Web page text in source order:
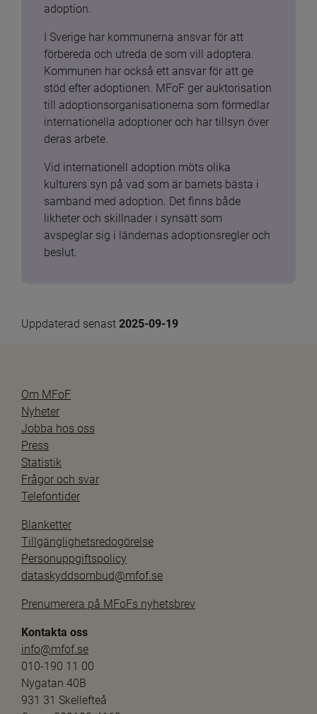
adoption.
I Sverige har kommunerna ansvar för att
förbereda och utreda de som vill adoptera.
Kommunen har också ett ansvar för att ge
stöd efter adoptionen. MFoF ger auktorisation
till adoptionsorganisationerna som förmedlar
internationella adoptioner och har tillsyn över
deras arbete.
Vid internationell adoption möts olika
kulturers syn på vad som är barnets bästa i
samband med adoption. Det finns både
likheter och skillnader i synsätt som
avspeglar sig i ländernas adoptionsregler och
beslut.
Uppdaterad senast 2025-09-19
Om MFoF
Nyheter
Jobba hos oss
Press
Statistik
Frågor och svar
Telefontider
Blanketter
Tillgänglighetsredogörelse
Personuppgiftspolicy
dataskyddsombud@mfof.se
Prenumerera på MFoFs nyhetsbrev
Kontakta oss
info@mfof.se
010-190 11 00
Nygatan 40B
931 31 Skellefteå